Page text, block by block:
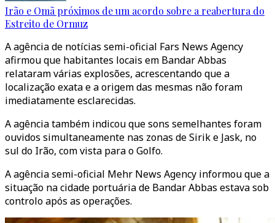
Irão e Omã próximos de um acordo sobre a reabertura do
Estreito de Ormuz
A agência de notícias semi-oficial Fars News Agency
afirmou que habitantes locais em Bandar Abbas
relataram várias explosões, acrescentando que a
localização exata e a origem das mesmas não foram
imediatamente esclarecidas.
A agência também indicou que sons semelhantes foram
ouvidos simultaneamente nas zonas de Sirik e Jask, no
sul do Irão, com vista para o Golfo.
A agência semi-oficial Mehr News Agency informou que a
situação na cidade portuária de Bandar Abbas estava sob
controlo após as operações.